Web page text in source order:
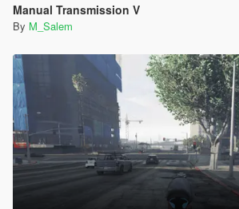
Manual Transmission V
By M_Salem